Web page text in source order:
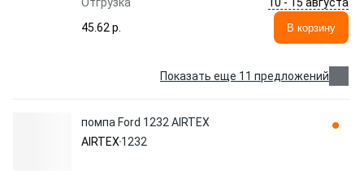
45.62 p.
В корзину
Показать еще 11 предложений
помпа Ford 1232 AIRTEX
AIRTEX 1232